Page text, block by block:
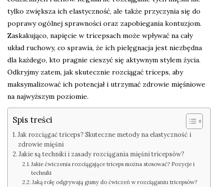
tylko zwiększa ich elastyczność, ale także przyczynia się do
poprawy ogólnej sprawności oraz zapobiegania kontuzjom.
Zaskakująco, napięcie w tricepsach może wpływać na cały
układ ruchowy, co sprawia, że ich pielęgnacja jest niezbędna
dla każdego, kto pragnie cieszyć się aktywnym stylem życia.
Odkryjmy zatem, jak skutecznie rozciągać triceps, aby
maksymalizować ich potencjał i utrzymać zdrowie mięśniowe
na najwyższym poziomie.
Spis treści
Jak rozciągać triceps? Skuteczne metody na elastyczność i
zdrowie mięśni
Jakie są techniki i zasady rozciągania mięśni tricepsów?
Jakie ćwiczenia rozciągające triceps można stosować? Pozycje i
techniki
Jaką rolę odgrywają gumy do ćwiczeń w rozciąganiu tricepsów?